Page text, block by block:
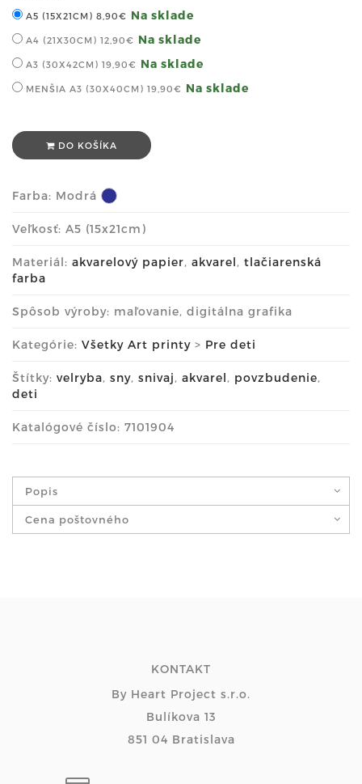
A5 (15X21CM) 8,90€ Na sklade
A4 (21X30CM) 12,90€ Na sklade
A3 (30X42CM) 19,90€ Na sklade
MENŠIA A3 (30X40CM) 19,90€ Na sklade
DO KOŠÍKA
Farba: Modrá
Veľkosť: A5 (15x21cm)
Materiál: akvarelový papier, akvarel, tlačiarenská
farba
Spôsob výroby: maľovanie, digitálna grafika
Kategórie: Všetky Art printy > Pre deti
Štítky: velryba, sny, snivaj, akvarel, povzbudenie,
deti
Katalógové číslo: 7101904
Popis
Cena poštovného
KONTAKT
By Heart Project s.r.o.
Bulíkova 13
851 04 Bratislava